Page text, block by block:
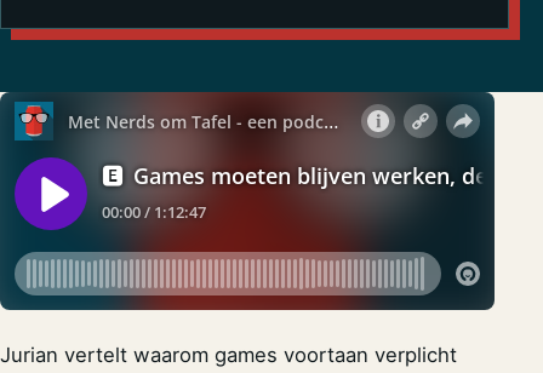
Jurian vertelt waarom games voortaan verplicht